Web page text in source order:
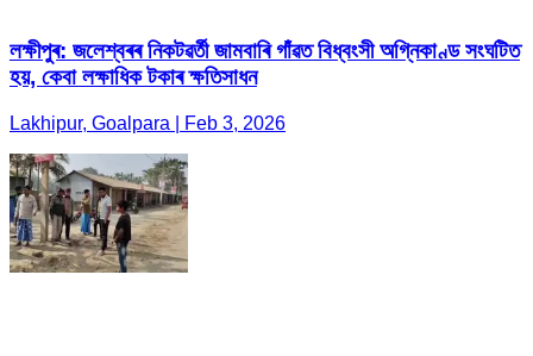
লক্ষীপুৰ: জলেশ্বৰৰ নিকটৱৰ্তী জামবাৰি গাঁৱত বিধ্বংসী অগ্নিকাণ্ড সংঘটিত
হয়, কেবা লক্ষাধিক টকাৰ ক্ষতিসাধন
Lakhipur, Goalpara | Feb 3, 2026